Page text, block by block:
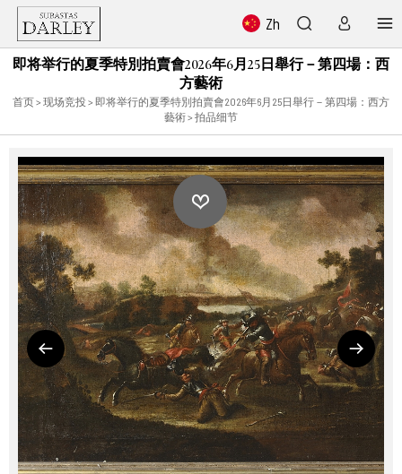
Zh
即将举行的夏季特別拍賣會2026年6月25日舉行－第四場：西
方藝術
首页> 现场竞投 > 即将举行的夏季特別拍賣會2026年6月25日舉行－第四場：西方
藝術> 拍品细节